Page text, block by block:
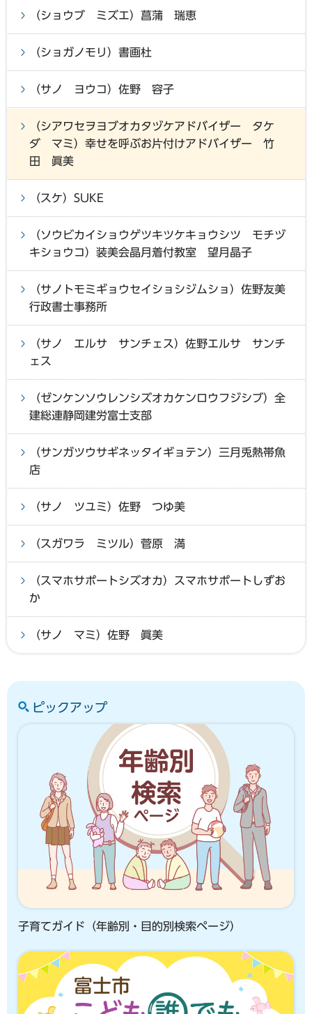
（ショウブ ミズエ）菖蒲 瑞恵
（ショガノモリ）書画杜
（サノ ヨウコ）佐野 容子
（シアワセヲヨブオカタヅケアドバイザー タケ
ダ マミ）幸せを呼ぶお片付けアドバイザー 竹
田 眞美
（スケ）SUKE
（ソウビカイショウゲツキツケキョウシツ モチヅ
キショウコ）装美会晶月着付教室 望月晶子
（サノトモミギョウセイショシジムショ）佐野友美
行政書士事務所
（サノ エルサ サンチェス）佐野エルサ サンチ
ェス
（ゼンケンソウレンシズオカケンロウフジシブ）全
建総連静岡建労富士支部
（サンガツウサギネッタイギョテン）三月兎熱帯魚
店
（サノ ツユミ）佐野 つゆ美
（スガワラ ミツル）菅原 満
（スマホサポートシズオカ）スマホサポートしずお
か
（サノ マミ）佐野 眞美
ピックアップ
子育てガイド（年齢別・目的別検索ページ）